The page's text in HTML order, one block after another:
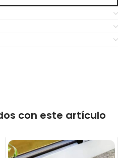
con este artículo